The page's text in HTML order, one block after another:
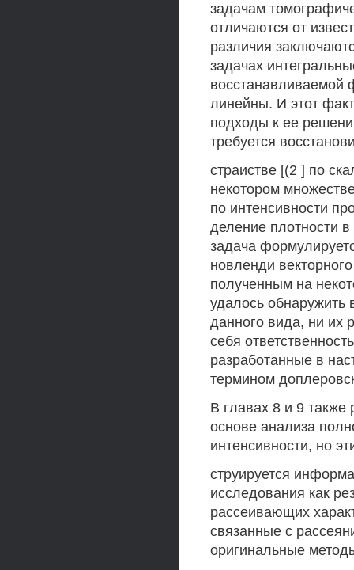
задачам
отличаются от
различия
задачах
восстанавливаемой
линейны. И этот
подходы к ее
требуется
страистве [(2 ] по
некотором
по интенсивности
деление плотности
задача
новленди
полученным на
удалось обнаружить
данного вида, ни их
себя
разработанные в
термином
В главах 8 и 9
основе анализа
интенсивности, но
струируется
исследования как
рассеивающих
связанные с
оригинальные